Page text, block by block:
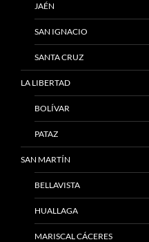
JAÉN
SAN IGNACIO
SANTA CRUZ
LA LIBERTAD
BOLÍVAR
PATAZ
SAN MARTÍN
BELLAVISTA
HUALLAGA
MARISCAL CÁCERES